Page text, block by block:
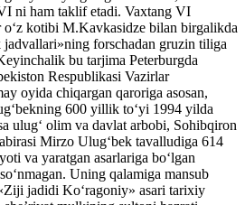
ni ham taklif etadi. Vaxtang VI
o‘z kotibi M.Kavkasidze bilan birgalikda
forschadan gruzin tiliga
bu tarjima Peterburgda
Respublikasi Vazirlar
oyida chiqargan qaroriga asosan,
600 yillik to‘yi 1994 yilda
ulug‘ olim va davlat arbobi, Sohibqiron
Mirzo Ulug‘bek tavalludiga 614
va yaratgan asarlariga bo‘lgan
Uning qalamiga mansub
jadidi Ko‘ragoniy» asari tarixiy